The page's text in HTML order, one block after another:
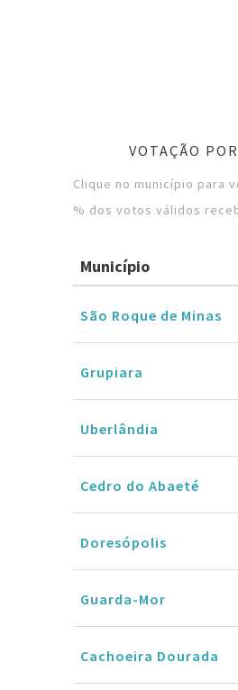
VOTAÇÃO
Clique no município para
% dos votos válidos
Município
São Roque de Minas
Grupiara
Uberlândia
Cedro do Abaeté
Doresópolis
Guarda-Mor
Cachoeira Dourada